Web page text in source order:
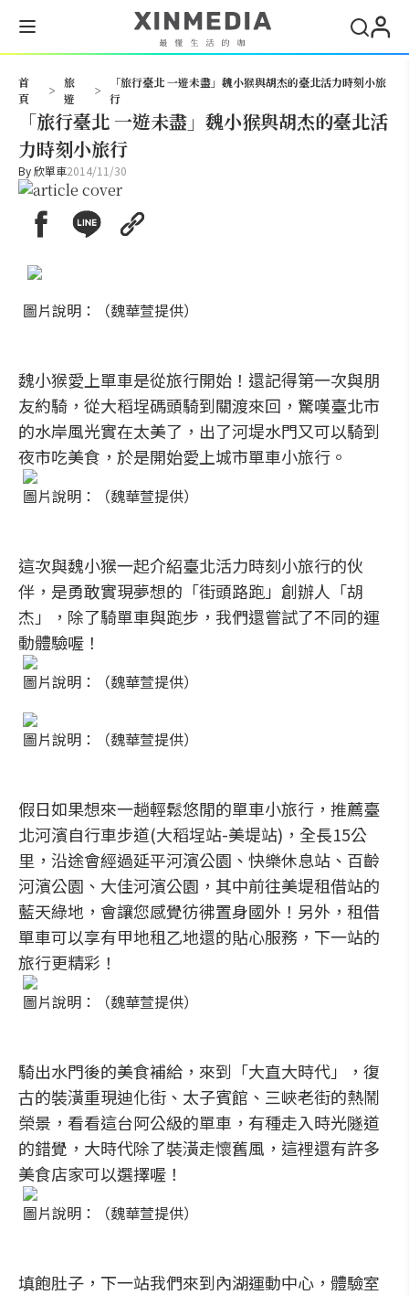
首
頁
>
旅
遊
>
「旅行臺北 一遊未盡」魏小猴與胡杰的臺北活力時刻小旅
行
「旅行臺北 一遊未盡」魏小猴與胡杰的臺北活
力時刻小旅行
By欣單車2014/11/30
圖片說明：（魏華萱提供）
魏小猴愛上單車是從旅行開始！還記得第一次與朋
友約騎，從大稻埕碼頭騎到關渡來回，驚嘆臺北市
的水岸風光實在太美了，出了河堤水門又可以騎到
夜市吃美食，於是開始愛上城市單車小旅行。
圖片說明：（魏華萱提供）
這次與魏小猴一起介紹臺北活力時刻小旅行的伙
伴，是勇敢實現夢想的「街頭路跑」創辦人「胡
杰」，除了騎單車與跑步，我們還嘗試了不同的運
動體驗喔！
圖片說明：（魏華萱提供）
圖片說明：（魏華萱提供）
假日如果想來一趟輕鬆悠閒的單車小旅行，推薦臺
北河濱自行車步道(大稻埕站-美堤站)，全長15公
里，沿途會經過延平河濱公園、快樂休息站、百齡
河濱公園、大佳河濱公園，其中前往美堤租借站的
藍天綠地，會讓您感覺彷彿置身國外！另外，租借
單車可以享有甲地租乙地還的貼心服務，下一站的
旅行更精彩！
圖片說明：（魏華萱提供）
騎出水門後的美食補給，來到「大直大時代」，復
古的裝潢重現迪化街、太子賓館、三峽老街的熱鬧
榮景，看看這台阿公級的單車，有種走入時光隧道
的錯覺，大時代除了裝潢走懷舊風，這裡還有許多
美食店家可以選擇喔！
圖片說明：（魏華萱提供）
填飽肚子，下一站我們來到內湖運動中心，體驗室